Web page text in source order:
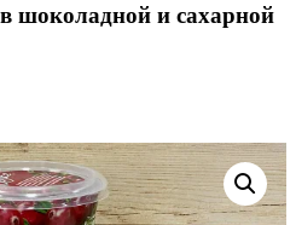
шоколадной и сахарной